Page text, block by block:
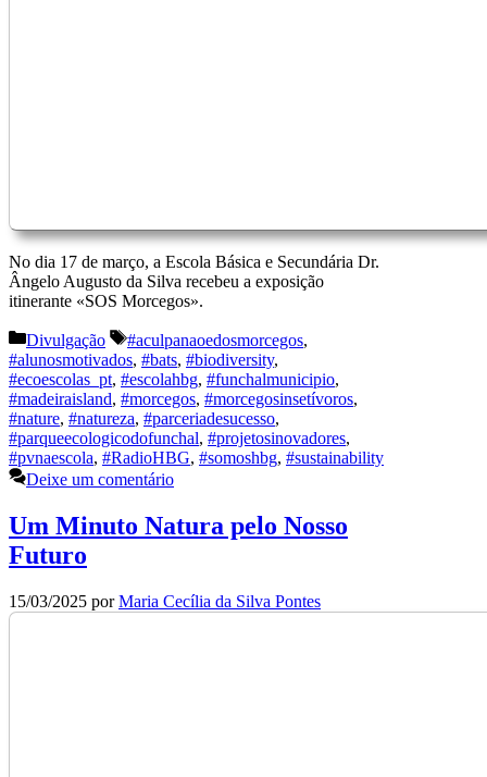
No dia 17 de março, a Escola Básica e Secundária Dr.
Ângelo Augusto da Silva recebeu a exposição
itinerante «SOS Morcegos».
Categorias
Divulgação Etiquetas
#aculpanaoedosmorcegos,
#alunosmotivados, #bats, #biodiversity,
#ecoescolas_pt, #escolahbg, #funchalmunicipio,
#madeiraisland, #morcegos, #morcegosinsetívoros,
#nature, #natureza, #parceriadesucesso,
#parqueecologicodofunchal, #projetosinovadores,
#pvnaescola, #RadioHBG, #somoshbg, #sustainability
Deixe um comentário
Um Minuto Natura pelo Nosso
Futuro
15/03/2025 porMaria Cecília da Silva Pontes